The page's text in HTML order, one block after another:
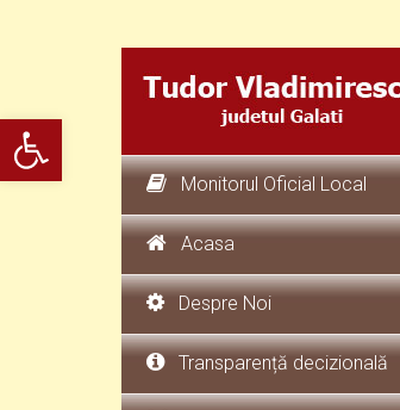
Deschide bara de unelte
Monitorul Oficial Local
Acasa
Despre Noi
Transparență decizională